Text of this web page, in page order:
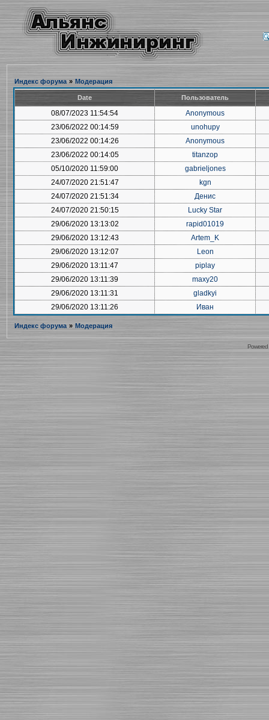
Индекс форума » Модерация
Date Пользователь
08/07/2023 11:54:54
Anonymous
23/06/2022 00:14:59
unohupy
23/06/2022 00:14:26
Anonymous
23/06/2022 00:14:05
titanzop
05/10/2020 11:59:00
gabrieljones
24/07/2020 21:51:47
kgn
24/07/2020 21:51:34
Денис
24/07/2020 21:50:15
Lucky Star
29/06/2020 13:13:02
rapid01019
29/06/2020 13:12:43
Artem_K
29/06/2020 13:12:07
Leon
29/06/2020 13:11:47
piplay
29/06/2020 13:11:39
maxy20
29/06/2020 13:11:31
gladkyi
29/06/2020 13:11:26
Иван
Индекс форума » Модерация